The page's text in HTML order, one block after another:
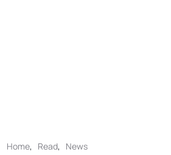
Home, Read, News